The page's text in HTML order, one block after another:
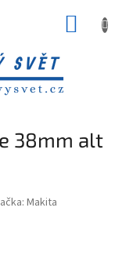
38mm alt
Makita